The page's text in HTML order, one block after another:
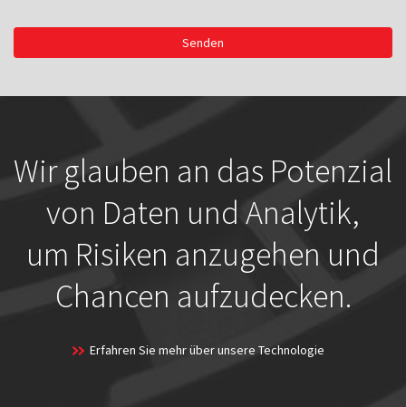
Senden
Wir glauben an das Potenzial
von Daten und Analytik,
um Risiken anzugehen und
Chancen aufzudecken.
Erfahren Sie mehr über unsere Technologie